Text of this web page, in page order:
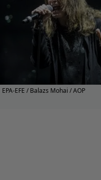
EPA-EFE / Balazs Mohai / AOP